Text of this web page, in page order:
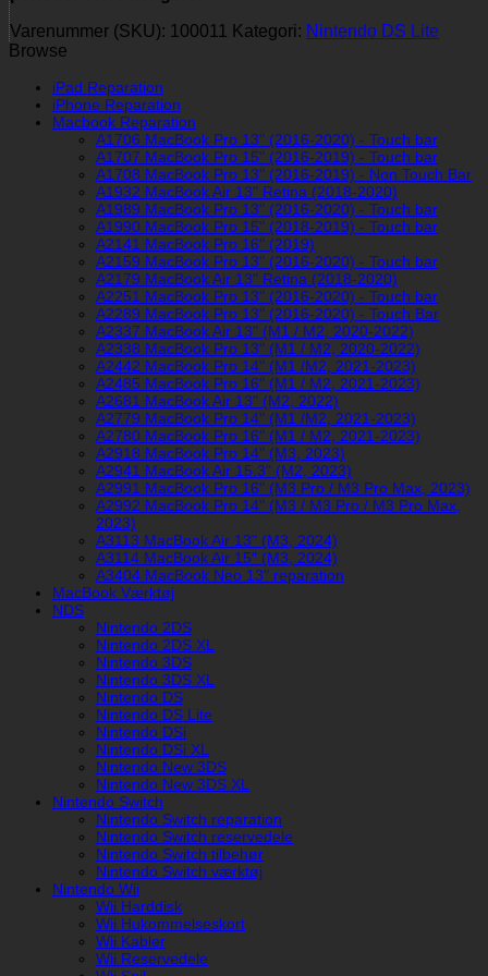
Varenummer (SKU): 100011 Kategori: Nintendo DS Lite
Browse
iPad Reparation
iPhone Reparation
Macbook Reparation
A1706 MacBook Pro 13" (2016-2020) - Touch bar
A1707 MacBook Pro 15" (2016-2019) - Touch bar
A1708 MacBook Pro 13" (2016-2019) - Non Touch Bar
A1932 MacBook Air 13" Retina (2018-2020)
A1989 MacBook Pro 13" (2016-2020) - Touch bar
A1990 MacBook Pro 15" (2018-2019) - Touch bar
A2141 MacBook Pro 16" (2019)
A2159 MacBook Pro 13" (2016-2020) - Touch bar
A2179 MacBook Air 13" Retina (2018-2020)
A2251 MacBook Pro 13" (2016-2020) - Touch bar
A2289 MacBook Pro 13" (2016-2020) - Touch Bar
A2337 MacBook Air 13" (M1 / M2, 2020-2022)
A2338 MacBook Pro 13" (M1 / M2, 2020-2022)
A2442 MacBook Pro 14" (M1 /M2, 2021-2023)
A2485 MacBook Pro 16" (M1 / M2, 2021-2023)
A2681 MacBook Air 13" (M2, 2022)
A2779 MacBook Pro 14" (M1 /M2, 2021-2023)
A2780 MacBook Pro 16" (M1 / M2, 2021-2023)
A2918 MacBook Pro 14" (M3, 2023)
A2941 MacBook Air 15.3" (M2, 2023)
A2991 MacBook Pro 16" (M3 Pro / M3 Pro Max, 2023)
A2992 MacBook Pro 14" (M3 / M3 Pro / M3 Pro Max,
2023)
A3113 MacBook Air 13" (M3, 2024)
A3114 MacBook Air 15″ (M3, 2024)
A3404 MacBook Neo 13" reparation
MacBook Værktøj
NDS
Nintendo 2DS
Nintendo 2DS XL
Nintendo 3DS
Nintendo 3DS XL
Nintendo DS
Nintendo DS Lite
Nintendo DSi
Nintendo DSi XL
Nintendo New 3DS
Nintendo New 3DS XL
Nintendo Switch
Nintendo Switch reparation
Nintendo Switch reservedele
Nintendo Switch tilbehør
Nintendo Switch værktøj
Nintendo Wii
Wii Harddisk
Wii Hukommelseskort
Wii Kabler
Wii Reservedele